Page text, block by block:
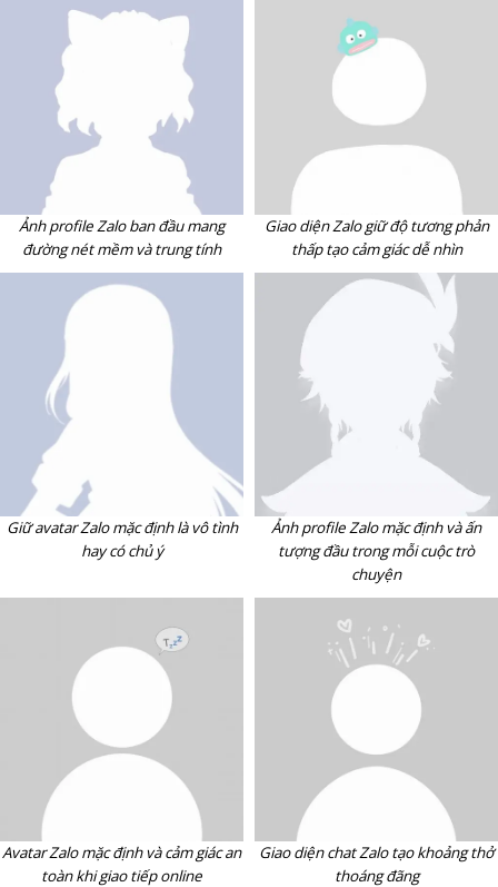
Ảnh profile Zalo ban đầu mang
đường nét mềm và trung tính
Giao diện Zalo giữ độ tương phản
thấp tạo cảm giác dễ nhìn
Giữ avatar Zalo mặc định là vô tình
hay có chủ ý
Ảnh profile Zalo mặc định và ấn
tượng đầu trong mỗi cuộc trò
chuyện
Avatar Zalo mặc định và cảm giác an
toàn khi giao tiếp online
Giao diện chat Zalo tạo khoảng thở
thoáng đãng